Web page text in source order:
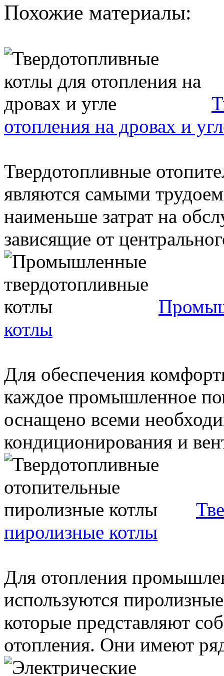
Похожие материалы:
отопления на дровах и
Твердотопливные
являются самыми
наименьше затрат на
зависящие от
котлы
Для обеспечения
каждое промышленное
оснащено всеми
кондиционирования и
пиролизные котлы
Для отопления
используются
которые представляют
отопления. Они имеют